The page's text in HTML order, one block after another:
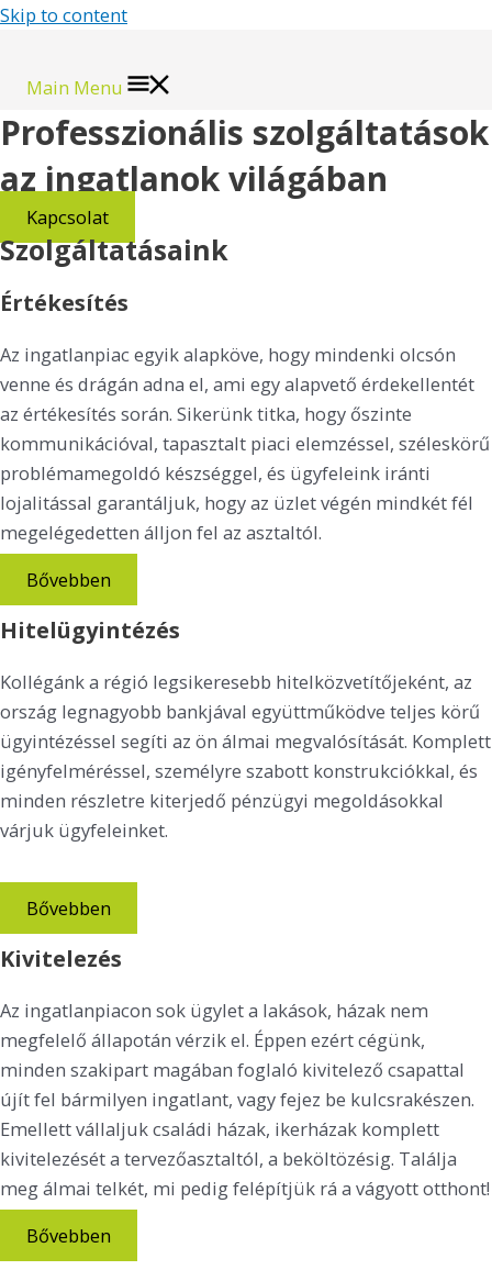
Skip to content
Main Menu
Professzionális szolgáltatások
az ingatlanok világában
Kapcsolat
Szolgáltatásaink
Értékesítés
Az ingatlanpiac egyik alapköve, hogy mindenki olcsón
venne és drágán adna el, ami egy alapvető érdekellentét
az értékesítés során. Sikerünk titka, hogy őszinte
kommunikációval, tapasztalt piaci elemzéssel, széleskörű
problémamegoldó készséggel, és ügyfeleink iránti
lojalitással garantáljuk, hogy az üzlet végén mindkét fél
megelégedetten álljon fel az asztaltól.
Bővebben
Hitelügyintézés
Kollégánk a régió legsikeresebb hitelközvetítőjeként, az
ország legnagyobb bankjával együttműködve teljes körű
ügyintézéssel segíti az ön álmai megvalósítását. Komplett
igényfelméréssel, személyre szabott konstrukciókkal, és
minden részletre kiterjedő pénzügyi megoldásokkal
várjuk ügyfeleinket.
Bővebben
Kivitelezés
Az ingatlanpiacon sok ügylet a lakások, házak nem
megfelelő állapotán vérzik el. Éppen ezért cégünk,
minden szakipart magában foglaló kivitelező csapattal
újít fel bármilyen ingatlant, vagy fejez be kulcsrakészen.
Emellett vállaljuk családi házak, ikerházak komplett
kivitelezését a tervezőasztaltól, a beköltözésig. Találja
meg álmai telkét, mi pedig felépítjük rá a vágyott otthont!​
Bővebben